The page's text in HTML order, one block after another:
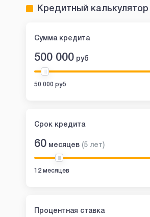
Кредитный калькулятор
Сумма кредита
500 000 руб
50 000 руб
Срок кредита
60 месяцев (5 лет)
12 месяцев
Процентная ставка